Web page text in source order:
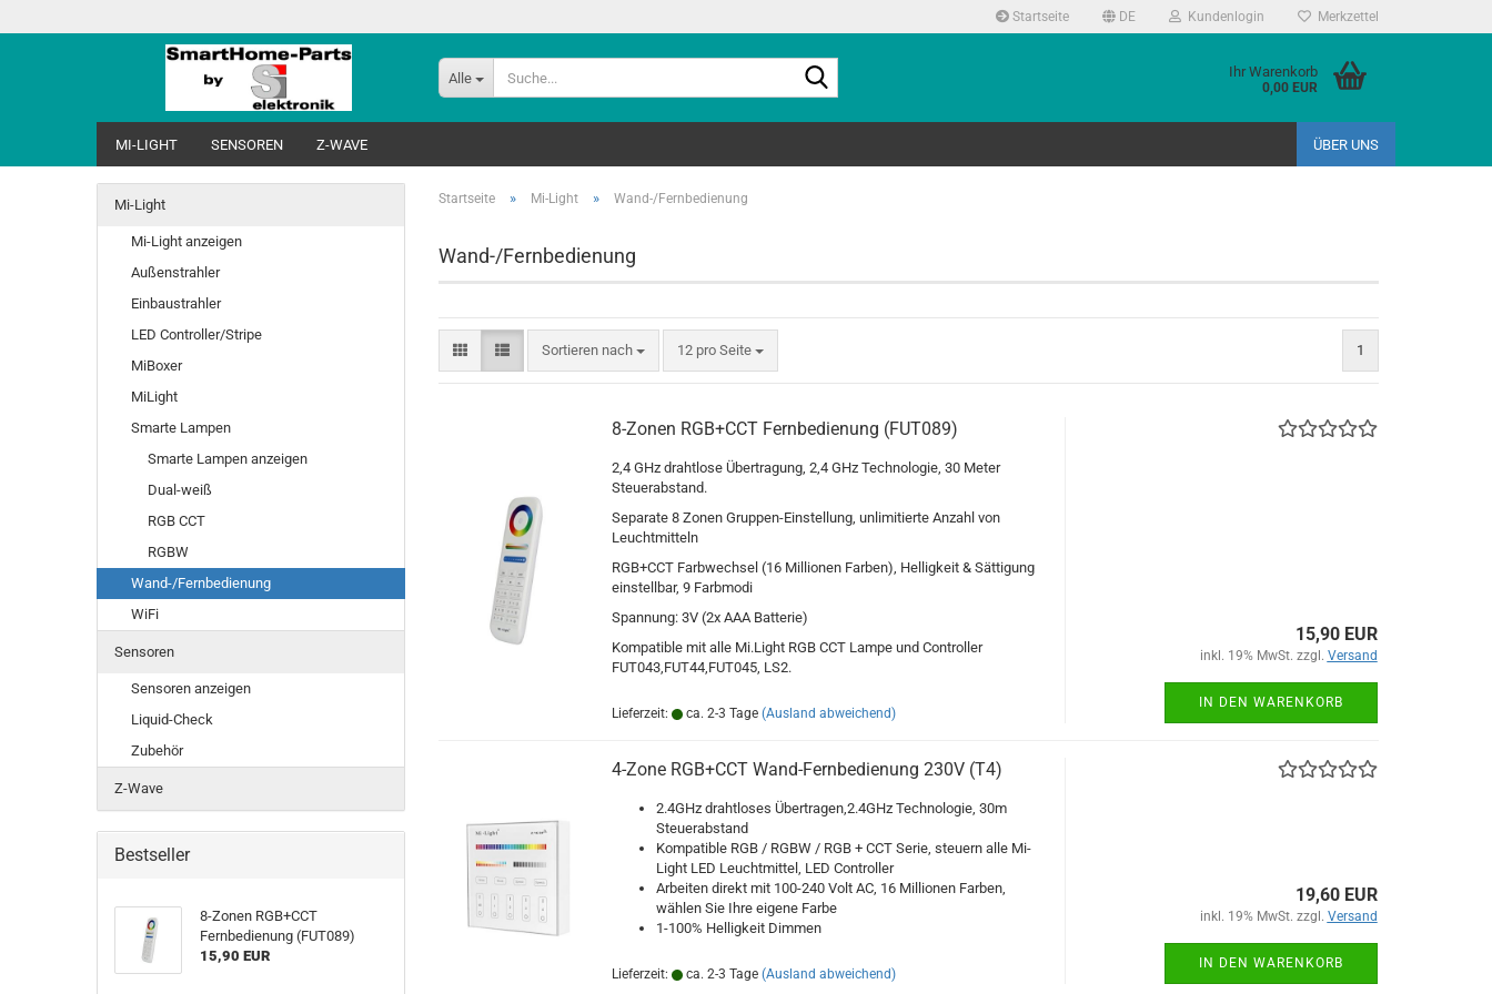
Startseite DE Kundenlogin Merkzettel
Alle Ihr Warenkorb
0,00 EUR
MI-LIGHT SENSOREN Z-WAVE ÜBER UNS
Startseite » Mi-Light » Wand-/Fernbedienung
Wand-/Fernbedienung
Sortieren nach
Sortieren nach 12 pro Seite
pro Seite 1
8-Zonen RGB+CCT Fernbedienung (FUT089)
2,4 GHz drahtlose Übertragung, 2,4 GHz Technologie, 30 Meter
Steuerabstand.
Separate 8 Zonen Gruppen-Einstellung, unlimitierte Anzahl von
Leuchtmitteln
RGB+CCT Farbwechsel (16 Millionen Farben), Helligkeit & Sättigung
einstellbar, 9 Farbmodi
Spannung: 3V (2x AAA Batterie)
Kompatible mit alle Mi.Light RGB CCT Lampe und Controller
FUT043,FUT44,FUT045, LS2.
Lieferzeit: ca. 2-3 Tage (Ausland abweichend)
15,90 EUR
inkl. 19% MwSt. zzgl. Versand
IN DEN WARENKORB
4-Zone RGB+CCT Wand-Fernbedienung 230V (T4)
2.4GHz drahtloses Übertragen,2.4GHz Technologie, 30m
Steuerabstand
Kompatible RGB / RGBW / RGB + CCT Serie, steuern alle Mi-
Light LED Leuchtmittel, LED Controller
Arbeiten direkt mit 100-240 Volt AC, 16 Millionen Farben,
wählen Sie Ihre eigene Farbe
1-100% Helligkeit Dimmen
Lieferzeit: ca. 2-3 Tage (Ausland abweichend)
19,60 EUR
inkl. 19% MwSt. zzgl. Versand
IN DEN WARENKORB
Mi-Light
Mi-Light anzeigen
Außenstrahler
Einbaustrahler
LED Controller/Stripe
MiBoxer
MiLight
Smarte Lampen
Smarte Lampen anzeigen
Dual-weiß
RGB CCT
RGBW
Wand-/Fernbedienung
WiFi
Sensoren
Sensoren anzeigen
Liquid-Check
Zubehör
Z-Wave
Bestseller
8-Zonen RGB+CCT
Fernbedienung (FUT089)
15,90 EUR